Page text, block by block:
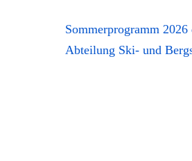
Sommerprogramm 2026
Abteilung Ski- und